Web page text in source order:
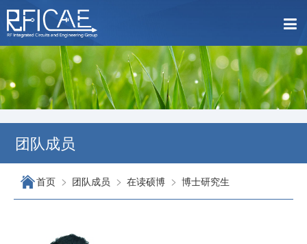
团队成员
首页 > 团队成员 > 在读硕博 > 博士研究生